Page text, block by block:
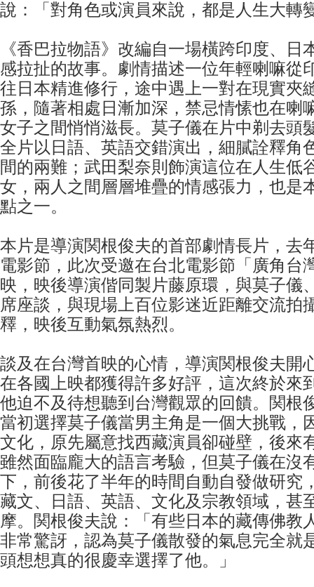
說：「對角色或演員來說，都是人生大轉
《香巴拉物語》改編自一場橫跨印度、日
感拉扯的故事。劇情描述一位年輕喇嘛從
往日本精進修行，途中遇上一對在現實夾
孫，隨著相處日漸加深，禁忌情愫也在喇
女子之間悄悄滋長。莫子儀在片中剃去頭
全片以日語、英語交錯演出，細膩詮釋角
間的兩難；武田梨奈則飾演這位在人生低
女，兩人之間層層堆疊的情感張力，也是
點之一。
本片是導演関根俊夫的首部劇情長片，去
電影節，此次受邀在台北電影節「廣角台
映，映後導演偕同製片藤原環，與莫子儀
席座談，與現場上百位影迷近距離交流拍
釋，映後互動氣氛熱烈。
談及在台灣首映的心情，導演関根俊夫開
在各國上映都獲得許多好評，這次終於來
他迫不及待想聽到台灣觀眾的回饋。関根
當初選擇莫子儀當男主角是一個大挑戰，
文化，原先屬意找西藏演員卻碰壁，後來
雖然面臨龐大的語言考驗，但莫子儀在沒
下，前後花了半年的時間自動自發做研究
藏文、日語、英語、文化及宗教領域，甚
摩。関根俊夫說：「有些日本的藏傳佛教
非常驚訝，認為莫子儀散發的氣息完全就
頭想想真的很慶幸選擇了他。」